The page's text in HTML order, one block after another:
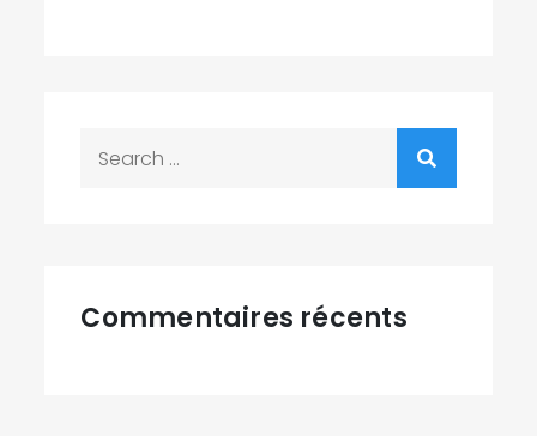
Commentaires récents